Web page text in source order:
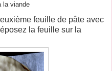
la viande
feuille de pâte avec
la feuille sur la